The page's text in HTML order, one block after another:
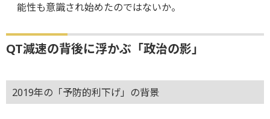
能性も意識され始めたのではないか。
QT減速の背後に浮かぶ「政治の影」
2019年の「予防的利下げ」の背景